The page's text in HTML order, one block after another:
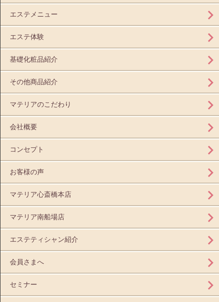
エステメニュー
エステ体験
基礎化粧品紹介
その他商品紹介
マテリアのこだわり
会社概要
コンセプト
お客様の声
マテリア心斎橋本店
マテリア南船場店
エステティシャン紹介
会員さまへ
セミナー